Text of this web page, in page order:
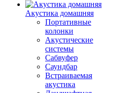
Акустика домашняя
Портативные
колонки
Акустические
системы
Сабвуфер
Саундбар
Встраиваемая
акустика